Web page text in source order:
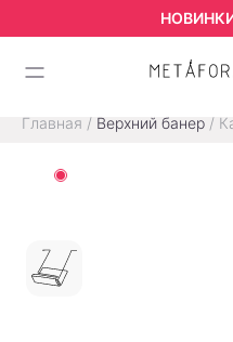
Главная / Верхний банер /